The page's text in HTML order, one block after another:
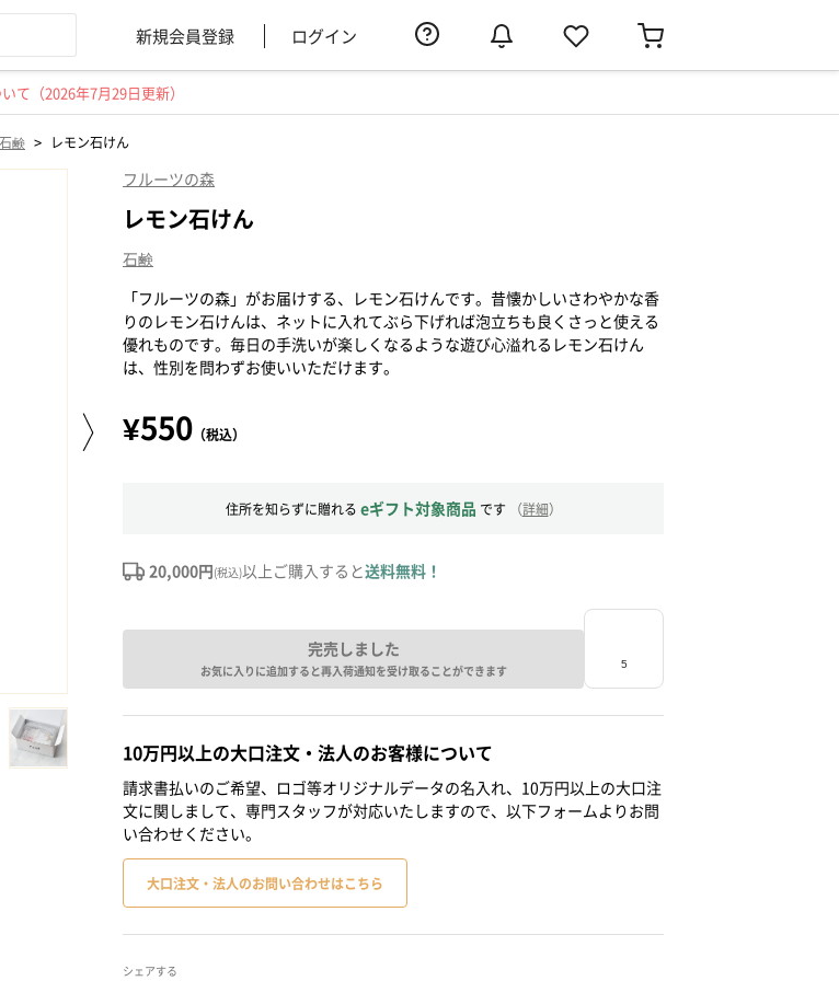
新規会員登録 ログイン
て（2026年7月29日更新）
石鹸 > レモン石けん
フルーツの森
レモン石けん
石鹸
「フルーツの森」がお届けする、レモン石けんです。昔懐かしいさわやかな香
りのレモン石けんは、ネットに入れてぶら下げれば泡立ちも良くさっと使える
優れものです。毎日の手洗いが楽しくなるような遊び心溢れるレモン石けん
は、性別を問わずお使いいただけます。
¥550 （税込）
住所を知らずに贈れる eギフト対象商品 です （詳細）
20,000円(税込)以上ご購入すると送料無料！
完売しました
お気に入りに追加すると再入荷通知を受け取ることができます
10万円以上の大口注文・法人のお客様について
請求書払いのご希望、ロゴ等オリジナルデータの名入れ、10万円以上の大口注
文に関しまして、専門スタッフが対応いたしますので、以下フォームよりお問
い合わせください。
大口注文・法人のお問い合わせはこちら
シェアする